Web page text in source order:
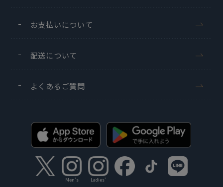
お支払いについて
配送について
よくあるご質問
Men's Ladies'